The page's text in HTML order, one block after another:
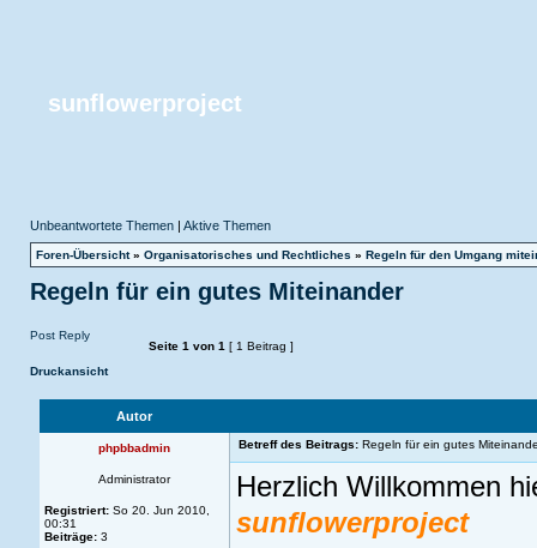
sunflowerproject
Unbeantwortete Themen| Aktive Themen
Foren-Übersicht» Organisatorisches und Rechtliches » Regeln für den Umgang
Regeln für ein gutes Miteinander
Post Reply
Seite 1 von 1 [ 1 Beitrag ]
Druckansicht
Autor
phpbbadmin Betreff des Beitrags:Regeln für ein gutes
Administrator
Registriert:So 20. Jun 2010,
00:31
Beiträge:3
Herzlich Willkommen
sunflowerproject